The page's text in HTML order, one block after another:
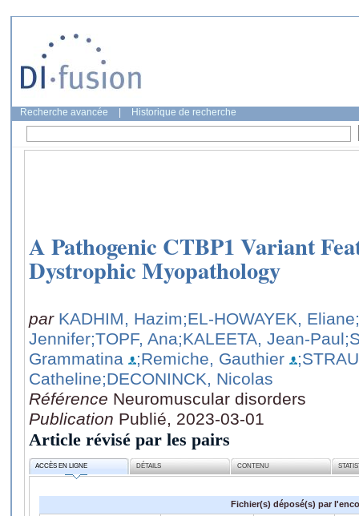
Recherche avancée Historique de recherche
A Pathogenic CTBP1 Variant
Dystrophic Myopathology
par KADHIM, Hazim;EL-HOWAYEK, Eliane
Jennifer;TOPF, Ana;KALEETA, Jean-Paul
Grammatina
;Remiche, Gauthier
Catheline;DECONINCK, Nicolas
Référence Neuromuscular disorders
Publication Publié, 2023-03-01
Article révisé par les pairs
ACCÈS EN LIGNE DÉTAILS CONTENU
Fichier(s) déposé(s) par